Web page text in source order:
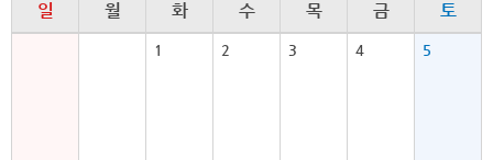
일 월 화 수 목 금 토
1 2 3 4 5